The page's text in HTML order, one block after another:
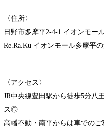
〈住所〉
日野市多摩平2-4-1 イオンモー
Re.Ra.Ku イオンモール多摩平
〈アクセス〉
JR中央線豊田駅から徒歩5分八
ス◎
高幡不動・南平からは車でのご